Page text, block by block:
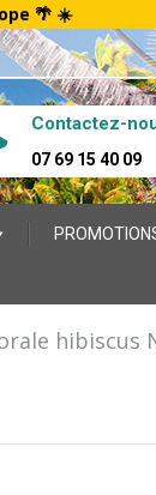
🌴 ☀️
Contactez-
07 69 15 40 09
hibiscus